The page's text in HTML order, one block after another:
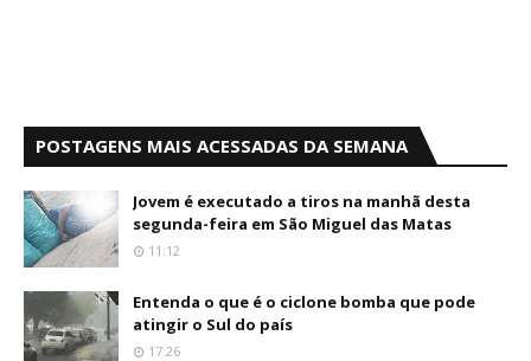
POSTAGENS MAIS ACESSADAS DA SEMANA
Jovem é executado a tiros na manhã desta
segunda-feira em São Miguel das Matas
11:12
Entenda o que é o ciclone bomba que pode
atingir o Sul do país
17:26